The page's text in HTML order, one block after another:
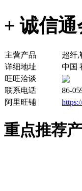
+ 诚信通
主营产品
超纤,
详细地址
中国
旺旺洽谈
联系电话
86-
阿里旺铺
重点推荐